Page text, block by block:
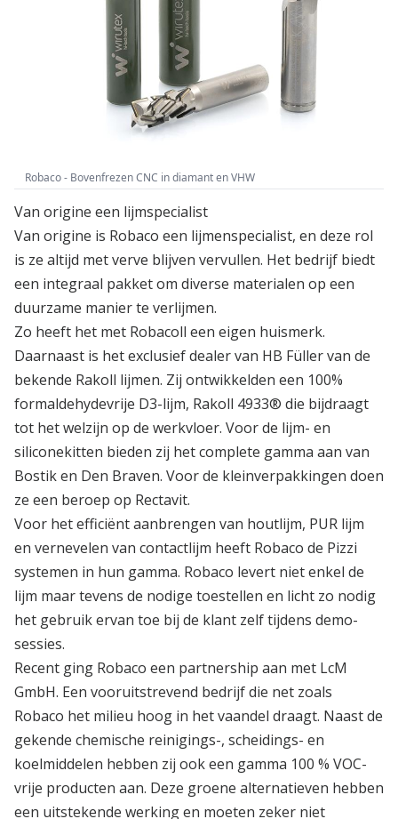
Robaco - Bovenfrezen CNC in diamant en VHW
Van origine een lijmspecialist
Van origine is Robaco een lijmenspecialist, en deze rol
is ze altijd met verve blijven vervullen. Het bedrijf biedt
een integraal pakket om diverse materialen op een
duurzame manier te verlijmen.
Zo heeft het met Robacoll een eigen huismerk.
Daarnaast is het exclusief dealer van HB Füller van de
bekende Rakoll lijmen. Zij ontwikkelden een 100%
formaldehydevrije D3-lijm, Rakoll 4933® die bijdraagt
tot het welzijn op de werkvloer. Voor de lijm- en
siliconekitten bieden zij het complete gamma aan van
Bostik en Den Braven. Voor de kleinverpakkingen doen
ze een beroep op Rectavit.
Voor het efficiënt aanbrengen van houtlijm, PUR lijm
en vernevelen van contactlijm heeft Robaco de Pizzi
systemen in hun gamma. Robaco levert niet enkel de
lijm maar tevens de nodige toestellen en licht zo nodig
het gebruik ervan toe bij de klant zelf tijdens demo-
sessies.
Recent ging Robaco een partnership aan met LcM
GmbH. Een vooruitstrevend bedrijf die net zoals
Robaco het milieu hoog in het vaandel draagt. Naast de
gekende chemische reinigings-, scheidings- en
koelmiddelen hebben zij ook een gamma 100 % VOC-
vrije producten aan. Deze groene alternatieven hebben
een uitstekende werking en moeten zeker niet